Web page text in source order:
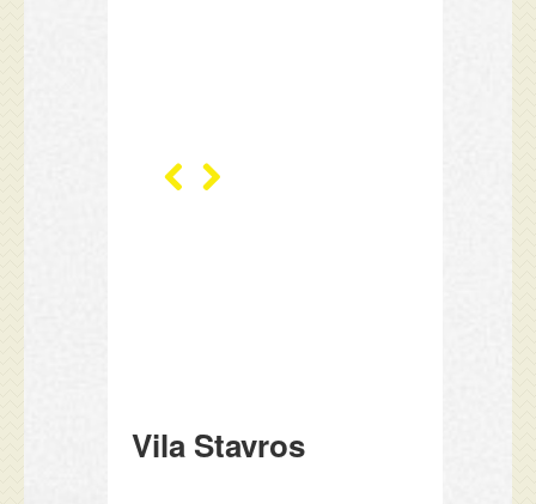
Vila Stavros